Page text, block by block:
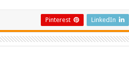
LinkedIn
Pinterest